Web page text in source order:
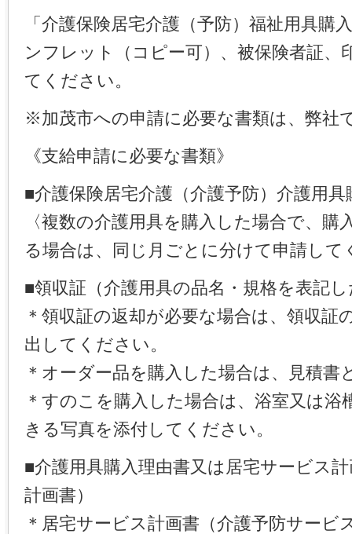
「介護保険居宅介護（予防）福祉用具購
ンフレット（コピー可）、被保険者証、
てください。
※加茂市への申請に必要な書類は、弊社
《支給申請に必要な書類》
■介護保険居宅介護（介護予防）介護用
〈複数の介護用具を購入した場合で、
る場合は、同じ月ごとに分けて申請して
■領収証（介護用具の品名・規格を表記
＊領収証の返却が必要な場合は、領収証
出してください。
＊オーダー品を購入した場合は、見積
＊すのこを購入した場合は、浴室又は
きる写真を添付してください。
■介護用具購入理由書又は居宅サービス
計画書）
＊居宅サービス計画書（介護予防サービ